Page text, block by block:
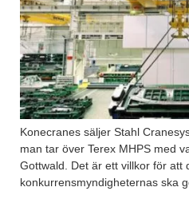
Konecranes säljer Stahl
man tar över Terex MHPS med
Gottwald. Det är ett villkor för att
konkurrensmyndigheternas ska